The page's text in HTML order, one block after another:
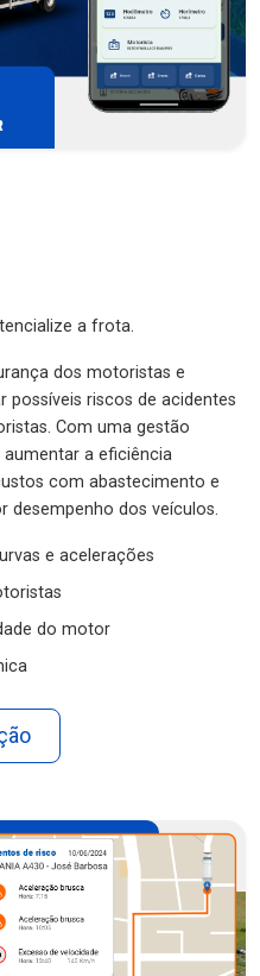
a frota.
dos motoristas e
possíveis riscos de acidentes
Com uma gestão
a eficiência
com abastecimento e
desempenho dos veículos.
e acelerações
do motor